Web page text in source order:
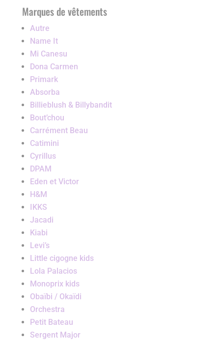
Marques de vêtements
Autre
Name It
Mi Canesu
Dona Carmen
Primark
Absorba
Billieblush & Billybandit
Bout’chou
Carrément Beau
Catimini
Cyrillus
DPAM
Eden et Victor
H&M
IKKS
Jacadi
Kiabi
Levi’s
Little cigogne kids
Lola Palacios
Monoprix kids
Obaïbi / Okaïdi
Orchestra
Petit Bateau
Sergent Major